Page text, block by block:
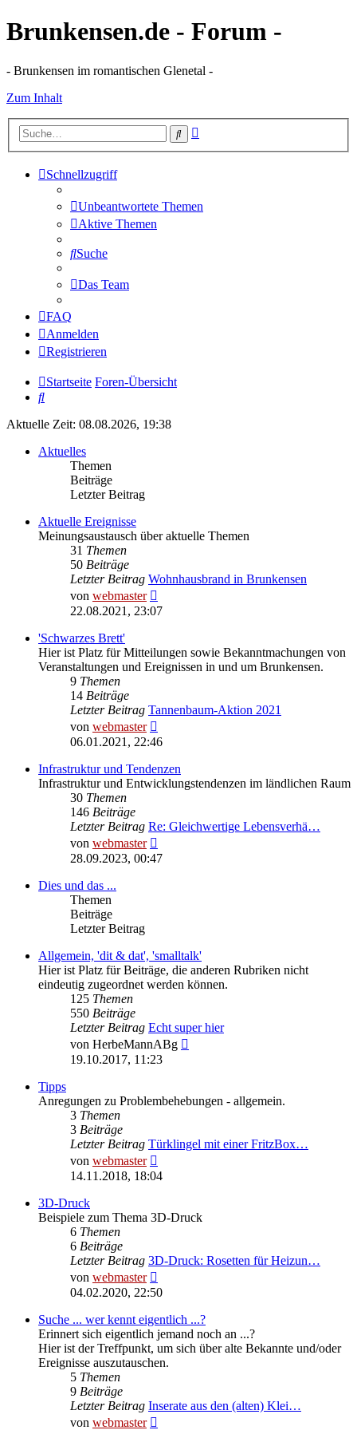
Brunkensen.de - Forum -
- Brunkensen im romantischen Glenetal -
Zum Inhalt
Suche
Schnellzugriff
Unbeantwortete Themen
Aktive Themen
Suche
Das Team
FAQ
Anmelden
Registrieren
Startseite Foren-Übersicht
Suche
Aktuelle Zeit: 08.08.2026, 19:38
Aktuelles
Themen
Beiträge
Letzter Beitrag
Aktuelle Ereignisse
Meinungsaustausch über aktuelle Themen
31 Themen
50 Beiträge
Letzter Beitrag Wohnhausbrand in Brunkensen
von webmaster
Beitrag
22.08.2021, 23:07
'Schwarzes Brett'
Hier ist Platz für Mitteilungen sowie Bekanntmachungen von
Veranstaltungen und Ereignissen in und um Brunkensen.
9 Themen
14 Beiträge
Letzter Beitrag Tannenbaum-Aktion 2021
von webmaster
Beitrag
06.01.2021, 22:46
Infrastruktur und Tendenzen
Infrastruktur und Entwicklungstendenzen im ländlichen Raum
30 Themen
146 Beiträge
Letzter Beitrag Re: Gleichwertige Lebensverhä…
von webmaster
Beitrag
28.09.2023, 00:47
Dies und das ...
Themen
Beiträge
Letzter Beitrag
Allgemein, 'dit & dat', 'smalltalk'
Hier ist Platz für Beiträge, die anderen Rubriken nicht
eindeutig zugeordnet werden können.
125 Themen
550 Beiträge
Letzter Beitrag Echt super hier
von HerbeMannABg
19.10.2017, 11:23
Tipps
Anregungen zu Problembehebungen - allgemein.
3 Themen
3 Beiträge
Letzter Beitrag Türklingel mit einer FritzBox…
von webmaster
Beitrag
14.11.2018, 18:04
3D-Druck
Beispiele zum Thema 3D-Druck
6 Themen
6 Beiträge
Letzter Beitrag 3D-Druck: Rosetten für Heizun…
von webmaster
Beitrag
04.02.2020, 22:50
Suche ... wer kennt eigentlich ...?
Erinnert sich eigentlich jemand noch an ...?
Hier ist der Treffpunkt, um sich über alte Bekannte und/oder
Ereignisse auszutauschen.
5 Themen
9 Beiträge
Letzter Beitrag Inserate aus den (alten) Klei…
von webmaster